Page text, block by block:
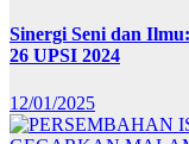
Sinergi Seni dan
26 UPSI 2024
12/01/2025